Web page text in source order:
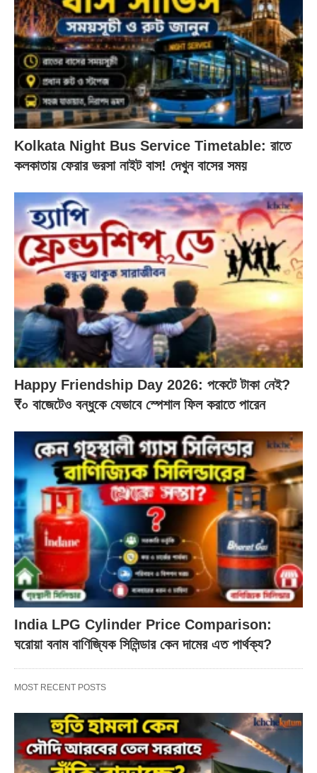
Kolkata Night Bus Service Timetable: রাতে
কলকাতায় ফেরার ভরসা নাইট বাস! দেখুন বাসের সময়
Happy Friendship Day 2026: পকেটে টাকা নেই?
₹০ বাজেটেও বন্ধুকে যেভাবে স্পেশাল ফিল করাতে পারেন
India LPG Cylinder Price Comparison:
ঘরোয়া বনাম বাণিজ্যিক সিলিন্ডার কেন দামের এত পার্থক্য?
MOST RECENT POSTS